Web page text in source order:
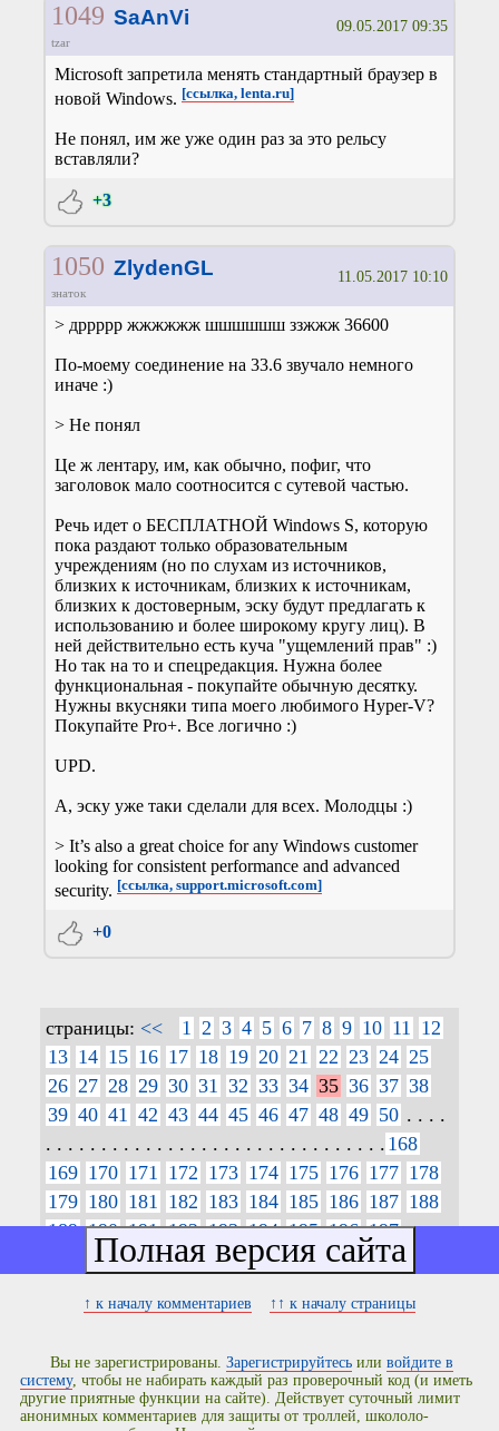
1049 SaAnVi
tzar
09.05.2017 09:35
Microsoft запретила менять стандартный браузер в
новой Windows. [ссылка, lenta.ru]
Не понял, им же уже один раз за это рельсу
вставляли?
+3
1050 ZlydenGL
знаток
11.05.2017 10:10
> дррррр жжжжжж шшшшшш ззжжж 36600
По-моему соединение на 33.6 звучало немного
иначе :)
> Не понял
Це ж лентару, им, как обычно, пофиг, что
заголовок мало соотносится с сутевой частью.
Речь идет о БЕСПЛАТНОЙ Windows S, которую
пока раздают только образовательным
учреждениям (но по слухам из источников,
близких к источникам, близких к источникам,
близких к достоверным, эску будут предлагать к
использованию и более широкому кругу лиц). В
ней действительно есть куча "ущемлений прав" :)
Но так на то и спецредакция. Нужна более
функциональная - покупайте обычную десятку.
Нужны вкусняки типа моего любимого Hyper-V?
Покупайте Pro+. Все логично :)
UPD.
А, эску уже таки сделали для всех. Молодцы :)
> It’s also a great choice for any Windows customer
looking for consistent performance and advanced
security. [ссылка, support.microsoft.com]
+0
страницы: << 1 2 3 4 5 6 7 8 9 10 11
12
13 14 15 16 17 18 19 20 21 22 23 24 25
26 27 28 29 30 31 32 33 34 35 36 37 38
39 40 41 42 43 44 45 46 47 48 49 50 . . . .
. . . . . . . . . . . . . . . . . . . . . . . . . . . . . . . 168
169 170 171 172 173 174 175 176 177 178
179 180 181 182 183 184 185 186 187 188
189 190 191 192 193 194 195 196 197 >>
↑ к началу комментариев ↑↑ к началу страницы
Вы не зарегистрированы.Зарегистрируйтесь иливойдите в
систему, чтобы не набирать каждый раз проверочный код (и иметь
другие приятные функции на сайте). Действует суточный лимит
анонимных комментариев для защиты от троллей, школоло-